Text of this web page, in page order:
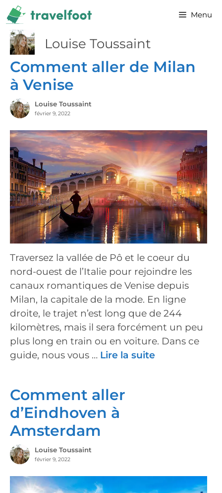
Aller
au
contenu
Menu
Louise Toussaint
Comment aller de Milan
à Venise
Louise Toussaint
février 9, 2022
Traversez la vallée de Pô et le coeur du
nord-ouest de l’Italie pour rejoindre les
canaux romantiques de Venise depuis
Milan, la capitale de la mode. En ligne
droite, le trajet n’est long que de 244
kilomètres, mais il sera forcément un peu
plus long en train ou en voiture. Dans ce
guide, nous vous … Lire la suite
Comment aller
d’Eindhoven à
Amsterdam
Louise Toussaint
février 9, 2022